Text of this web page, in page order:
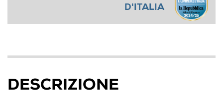
D'ITALIA
DESCRIZIONE